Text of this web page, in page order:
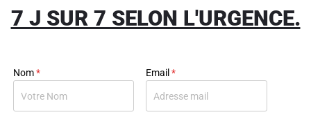
7 J SUR 7 SELON L'URGENCE.
Nom* Email *